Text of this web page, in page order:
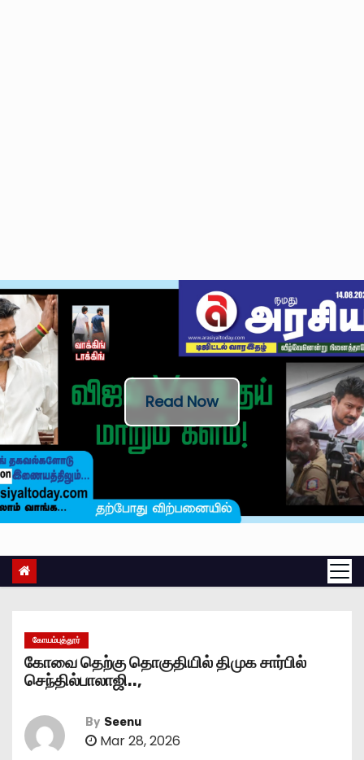
Read Now
கோயம்புத்தூர்
கோவை தெற்கு தொகுதியில் திமுக சார்பில்
செந்தில்பாலாஜி..,
By Seenu
Mar 28, 2026